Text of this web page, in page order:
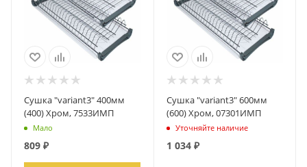
Сушка "variant3" 400мм
(400) Хром, 7533ИМП
Мало
809 ₽
Сушка "variant3" 600мм
(600) Хром, 07301ИМП
Уточняйте наличие
1 034₽